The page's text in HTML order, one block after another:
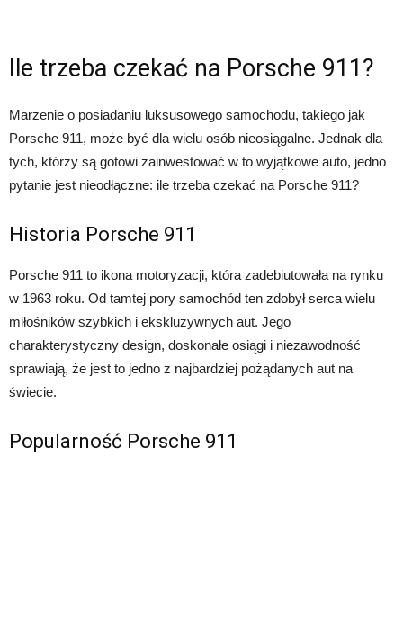
Ile trzeba czekać na Porsche 911?
Marzenie o posiadaniu luksusowego samochodu, takiego jak
Porsche 911, może być dla wielu osób nieosiągalne. Jednak dla
tych, którzy są gotowi zainwestować w to wyjątkowe auto, jedno
pytanie jest nieodłączne: ile trzeba czekać na Porsche 911?
Historia Porsche 911
Porsche 911 to ikona motoryzacji, która zadebiutowała na rynku
w 1963 roku. Od tamtej pory samochód ten zdobył serca wielu
miłośników szybkich i ekskluzywnych aut. Jego
charakterystyczny design, doskonałe osiągi i niezawodność
sprawiają, że jest to jedno z najbardziej pożądanych aut na
świecie.
Popularność Porsche 911